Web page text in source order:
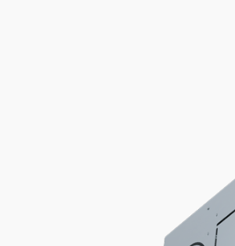
Четырехпоточный кассетный
Четырехпоточный